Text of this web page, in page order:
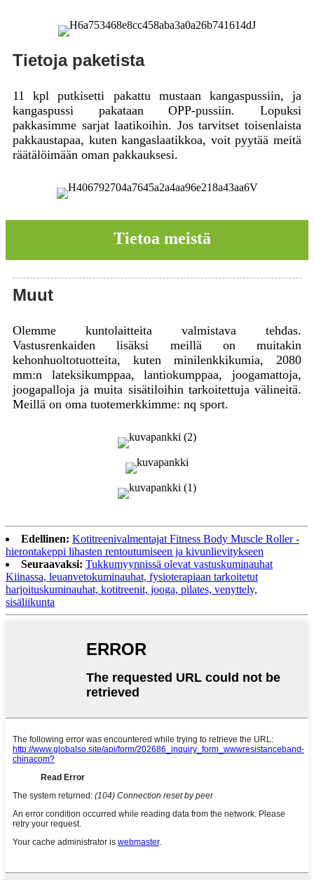
Tietoja paketista
11 kpl putkisetti pakattu mustaan ​​kangaspussiin, ja
kangaspussi pakataan OPP-pussiin. Lopuksi
pakkasimme sarjat laatikoihin. Jos tarvitset toisenlaista
pakkaustapaa, kuten kangaslaatikkoa, voit pyytää meitä
räätälöimään oman pakkauksesi.
Tietoa meistä
Muut
Olemme kuntolaitteita valmistava tehdas.
Vastusrenkaiden lisäksi meillä on muitakin
kehonhuoltotuotteita, kuten minilenkkikumia, 2080
mm:n lateksikumppaa, lantiokumppaa, joogamattoja,
joogapalloja ja muita sisätiloihin tarkoitettuja välineitä.
Meillä on oma tuotemerkkimme: nq sport.
Edellinen: Kotitreenivalmentajat Fitness Body Muscle Roller -
hierontakeppi lihasten rentoutumiseen ja kivunlievitykseen
Seuraavaksi: Tukkumyynnissä olevat vastuskuminauhat
Kiinassa, leuanvetokuminauhat, fysioterapiaan tarkoitetut
harjoituskuminauhat, kotitreenit, jooga, pilates, venyttely,
sisäliikunta